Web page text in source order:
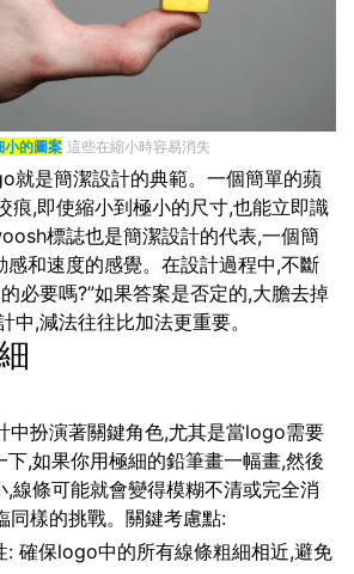
小的圖案 這些在縮小時容易消失
就是簡潔設計的典範。一個簡單的蘋
痕,即使縮小到極小的尺寸,也能立即識
標誌也是簡潔設計的代表,一個簡
感和速度的感覺。在設計過程中,不斷
必要嗎?”如果答案是否定的,大膽去掉
中,減法往往比加法更重要。
中扮演著關鍵角色,尤其是當logo需要
,如果你用極細的鉛筆畫一幅畫,然後
線條可能就會變得模糊不清或完全消
同樣的挑戰。關鍵考慮點:
: 確保logo中的所有線條粗細相近,避免